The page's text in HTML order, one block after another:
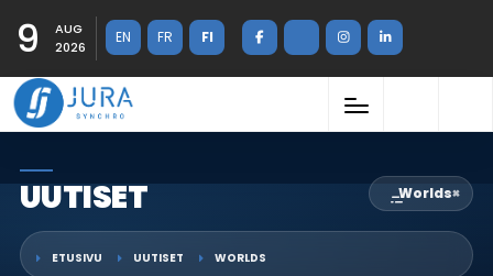
9
AUG
2026
EN FR FI
UUTISET Worlds×
ETUSIVU UUTISET WORLDS